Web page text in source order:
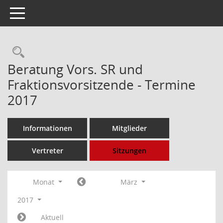
Toggle navigation
Rechercheauswahl
Beratung Vors. SR und
Fraktionsvorsitzende - Termine
2017
Informationen Mitglieder
Vertreter Sitzungen
Monat
März
2017
Aktuell